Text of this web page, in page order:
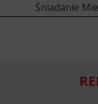
Śniadanie